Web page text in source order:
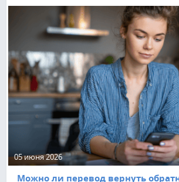
05 июня 2026
Можно ли перевод вернуть